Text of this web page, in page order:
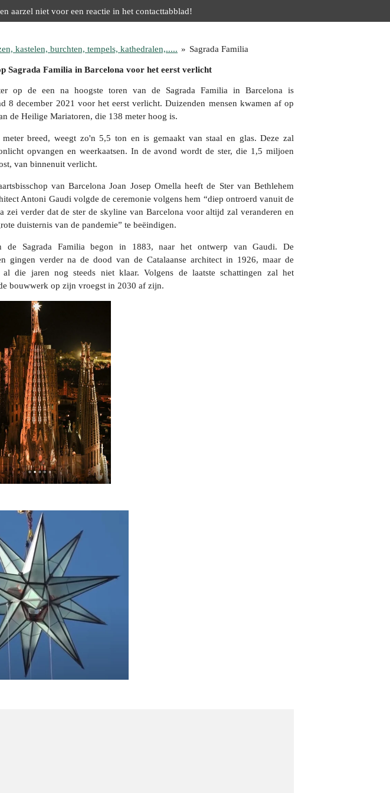
aarzel niet voor een reactie in het contacttabblad!
kastelen, burchten, tempels, kathedralen,..... » Sagrada Familia
Sagrada Familia in Barcelona voor het eerst verlicht
op de een na hoogste toren van de Sagrada Familia in Barcelona is
8 december 2021 voor het eerst verlicht. Duizenden mensen kwamen af op
de Heilige Mariatoren, die 138 meter hoog is.
breed, weegt zo'n 5,5 ton en is gemaakt van staal en glas. Deze zal
opvangen en weerkaatsen. In de avond wordt de ster, die 1,5 miljoen
van binnenuit verlicht.
van Barcelona Joan Josep Omella heeft de Ster van Bethlehem
Antoni Gaudi volgde de ceremonie volgens hem “diep ontroerd vanuit de
zei verder dat de ster de skyline van Barcelona voor altijd zal veranderen en
duisternis van de pandemie” te beëindigen.
de Sagrada Familia begon in 1883, naar het ontwerp van Gaudi. De
gingen verder na de dood van de Catalaanse architect in 1926, maar de
die jaren nog steeds niet klaar. Volgens de laatste schattingen zal het
bouwwerk op zijn vroegst in 2030 af zijn.